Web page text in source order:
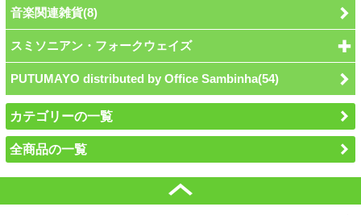
音楽関連雑貨(8)
スミソニアン・フォークウェイズ
PUTUMAYO distributed by Office Sambinha(54)
カテゴリーの一覧
全商品の一覧